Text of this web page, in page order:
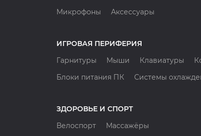
Микрофоны
Аксессуары
ИГРОВАЯ ПЕРИФЕРИЯ
Гарнитуры
Мыши Клавиатуры
Блоки питания ПК
Системы
ЗДОРОВЬЕ И СПОРТ
Велоспорт
Массажёры